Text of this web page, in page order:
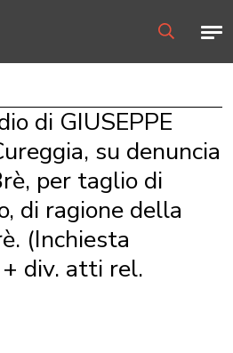
di GIUSEPPE
su denuncia
per taglio di
di ragione della
(Inchiesta
div. atti rel.